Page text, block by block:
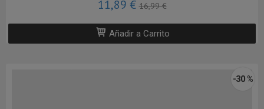
11,89 €16,99 €
Añadir a Carrito
-30 %